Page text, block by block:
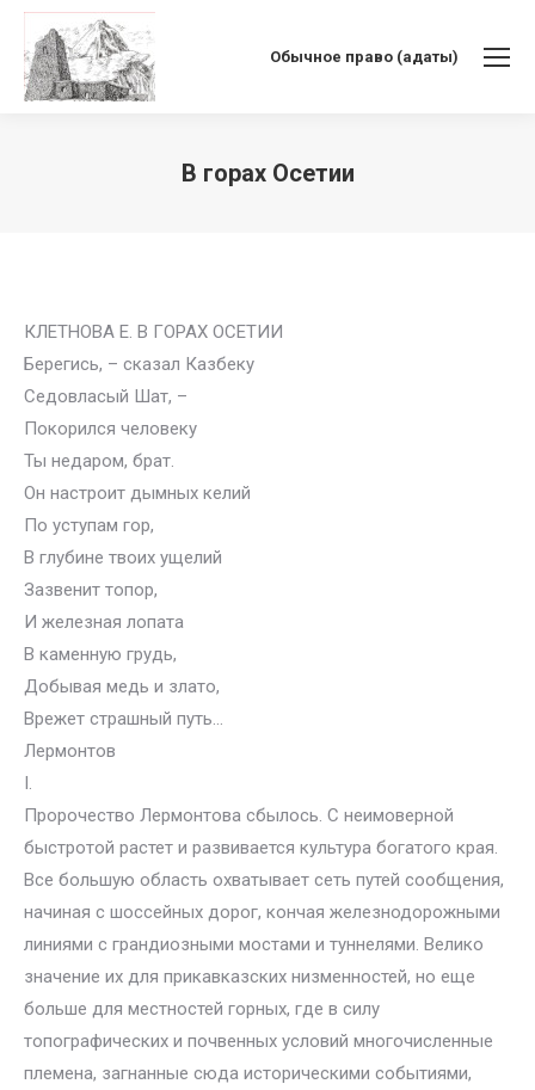
Обычное право (адаты)
В горах Осетии
КЛЕТНОВА Е. В ГОРАХ ОСЕТИИ
Берегись, – сказал Казбеку
Седовласый Шат, –
Покорился человеку
Ты недаром, брат.
Он настроит дымных келий
По уступам гор,
В глубине твоих ущелий
Зазвенит топор,
И железная лопата
В каменную грудь,
Добывая медь и злато,
Врежет страшный путь…
Лермонтов
I.
Пророчество Лермонтова сбылось. С неимоверной
быстротой растет и развивается культура богатого края.
Все большую область охватывает сеть путей сообщения,
начиная с шоссейных дорог, кончая железнодорожными
линиями с грандиозными мостами и туннелями. Велико
значение их для прикавказских низменностей, но еще
больше для местностей горных, где в силу
топографических и почвенных условий многочисленные
племена, загнанные сюда историческими событиями,